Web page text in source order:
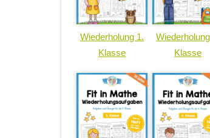
Wiederholung 1.
Klasse
Klasse